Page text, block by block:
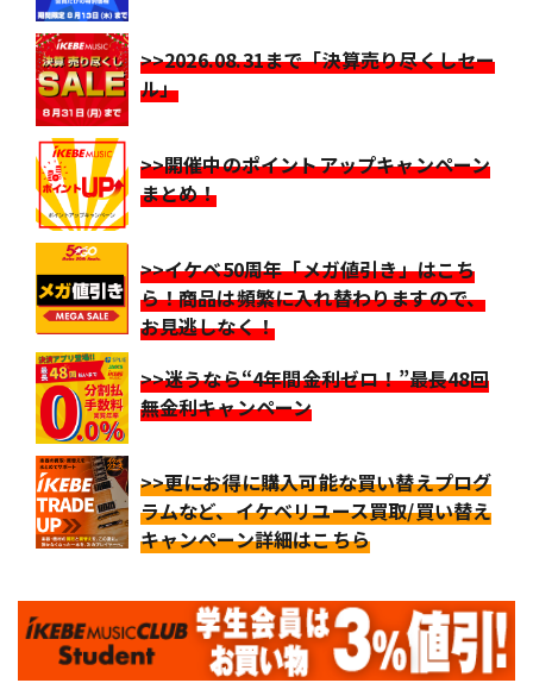
>>2026.08.31まで「決算売り尽くしセー
ル」
>>開催中のポイントアップキャンペーン
まとめ！
>>イケベ50周年「メガ値引き」はこち
ら！商品は頻繁に入れ替わりますので、
お見逃しなく！
>>迷うなら“4年間金利ゼロ！”最長48回
無金利キャンペーン
>>更にお得に購入可能な買い替えプログ
ラムなど、イケベリユース買取/買い替え
キャンペーン詳細はこちら